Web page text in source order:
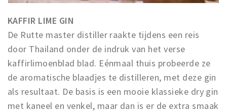
KAFFIR LIME GIN
De Rutte master distiller raakte tijdens een reis
door Thailand onder de indruk van het verse
kaffirlimoenblad blad. Eénmaal thuis probeerde ze
de aromatische blaadjes te distilleren, met deze gin
als resultaat. De basis is een mooie klassieke dry gin
met kaneel en venkel, maar dan is er de extra smaak